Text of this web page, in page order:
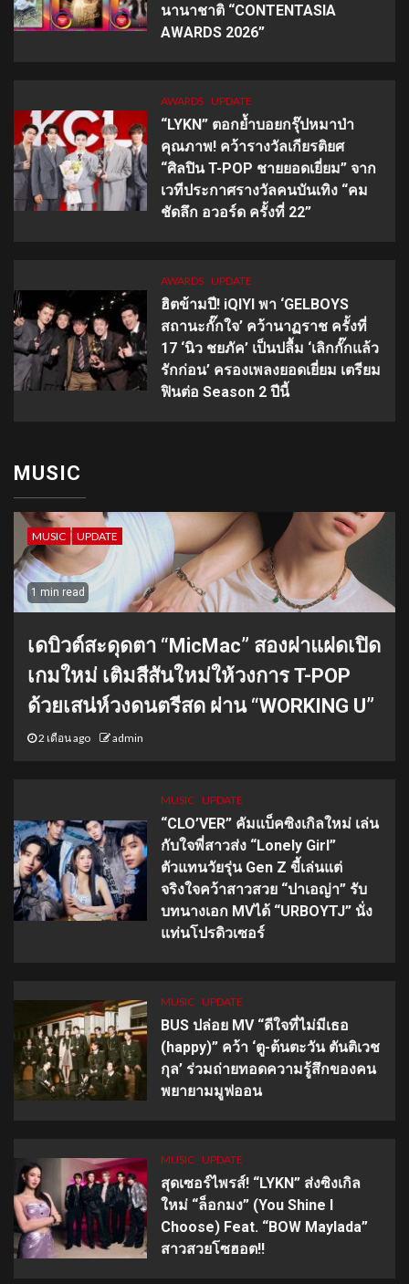
นานาชาติ “CONTENTASIA
AWARDS 2026”
AWARDS UPDATE
“LYKN” ตอกย้ำบอยกรุ๊ปหมาป่า
คุณภาพ! คว้ารางวัลเกียรติยศ
“ศิลปิน T-POP ชายยอดเยี่ยม” จาก
เวทีประกาศรางวัลคนบันเทิง “คม
ชัดลึก อวอร์ด ครั้งที่ 22”
AWARDS UPDATE
ฮิตข้ามปี! iQIYI พา ‘GELBOYS
สถานะกั๊กใจ’ คว้านาฏราช ครั้งที่
17 ‘นิว ชยภัค’ เป็นปลื้ม ‘เลิกกั๊กแล้ว
รักก่อน’ ครองเพลงยอดเยี่ยม เตรียม
ฟินต่อ Season 2 ปีนี้
MUSIC
MUSIC UPDATE
1 min read
เดบิวต์สะดุดตา “MicMac” สองฝาแฝดเปิด
เกมใหม่ เติมสีสันใหม่ให้วงการ T-POP
ด้วยเสน่ห์วงดนตรีสด ผ่าน “WORKING U”
2 เดือน ago admin
MUSIC UPDATE
“CLO’VER” คัมแบ็คซิงเกิลใหม่ เล่น
กับใจพี่สาวส่ง “Lonely Girl”
ตัวแทนวัยรุ่น Gen Z ขี้เล่นแต่
จริงใจคว้าสาวสวย “ปาเอญ่า” รับ
บทนางเอก MVได้ “URBOYTJ” นั่ง
แท่นโปรดิวเซอร์
MUSIC UPDATE
BUS ปล่อย MV “ดีใจที่ไม่มีเธอ
(happy)” คว้า ‘ตู-ต้นตะวัน ตันติเวช
กุล’ ร่วมถ่ายทอดความรู้สึกของคน
พยายามมูฟออน
MUSIC UPDATE
สุดเซอร์ไพรส์! “LYKN” ส่งซิงเกิล
ใหม่ “ล็อกมง” (You Shine I
Choose) Feat. “BOW Maylada”
สาวสวยโซฮอต!!